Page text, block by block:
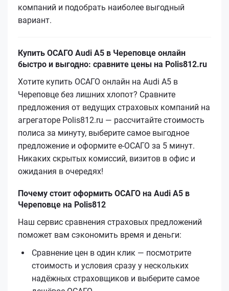
компаний и подобрать наиболее выгодный
вариант.
Купить ОСАГО Audi A5 в Череповце онлайн
быстро и выгодно: сравните цены на Polis812.ru
Хотите купить ОСАГО онлайн на Audi A5 в
Череповце без лишних хлопот? Сравните
предложения от ведущих страховых компаний на
агрегаторе Polis812.ru — рассчитайте стоимость
полиса за минуту, выберите самое выгодное
предложение и оформите е‑ОСАГО за 5 минут.
Никаких скрытых комиссий, визитов в офис и
ожидания в очередях!
Почему стоит оформить ОСАГО на Audi A5 в
Череповце на Polis812
Наш сервис сравнения страховых предложений
поможет вам сэкономить время и деньги:
Сравнение цен в один клик — посмотрите
стоимость и условия сразу у нескольких
надёжных страховщиков и выберите самое